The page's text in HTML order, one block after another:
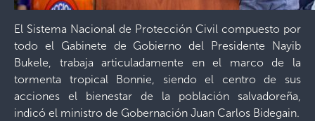
El Sistema Nacional de Protección Civil compuesto por
todo el Gabinete de Gobierno del Presidente Nayib
Bukele, trabaja articuladamente en el marco de la
tormenta tropical Bonnie, siendo el centro de sus
acciones el bienestar de la población salvadoreña,
indicó el ministro de Gobernación Juan Carlos Bidegain.